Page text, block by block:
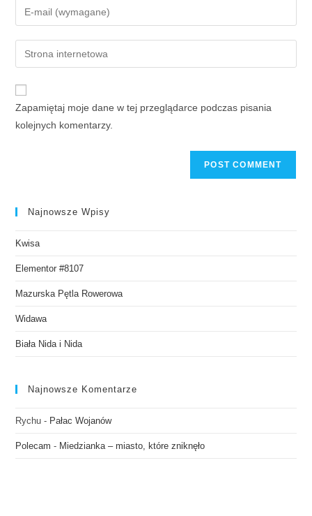
Zapamiętaj moje dane w tej przeglądarce podczas pisania
kolejnych komentarzy.
Najnowsze Wpisy
Kwisa
Elementor #8107
Mazurska Pętla Rowerowa
Widawa
Biała Nida i Nida
Najnowsze Komentarze
Rychu - Pałac Wojanów
Polecam - Miedzianka – miasto, które zniknęło